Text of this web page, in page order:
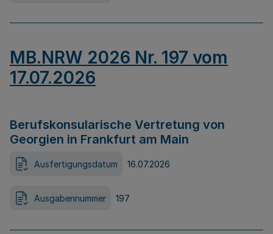
MB.NRW 2026 Nr. 197 vom
17.07.2026
Berufskonsularische Vertretung von
Georgien in Frankfurt am Main
Ausfertigungsdatum 16.07.2026
Ausgabennummer 197